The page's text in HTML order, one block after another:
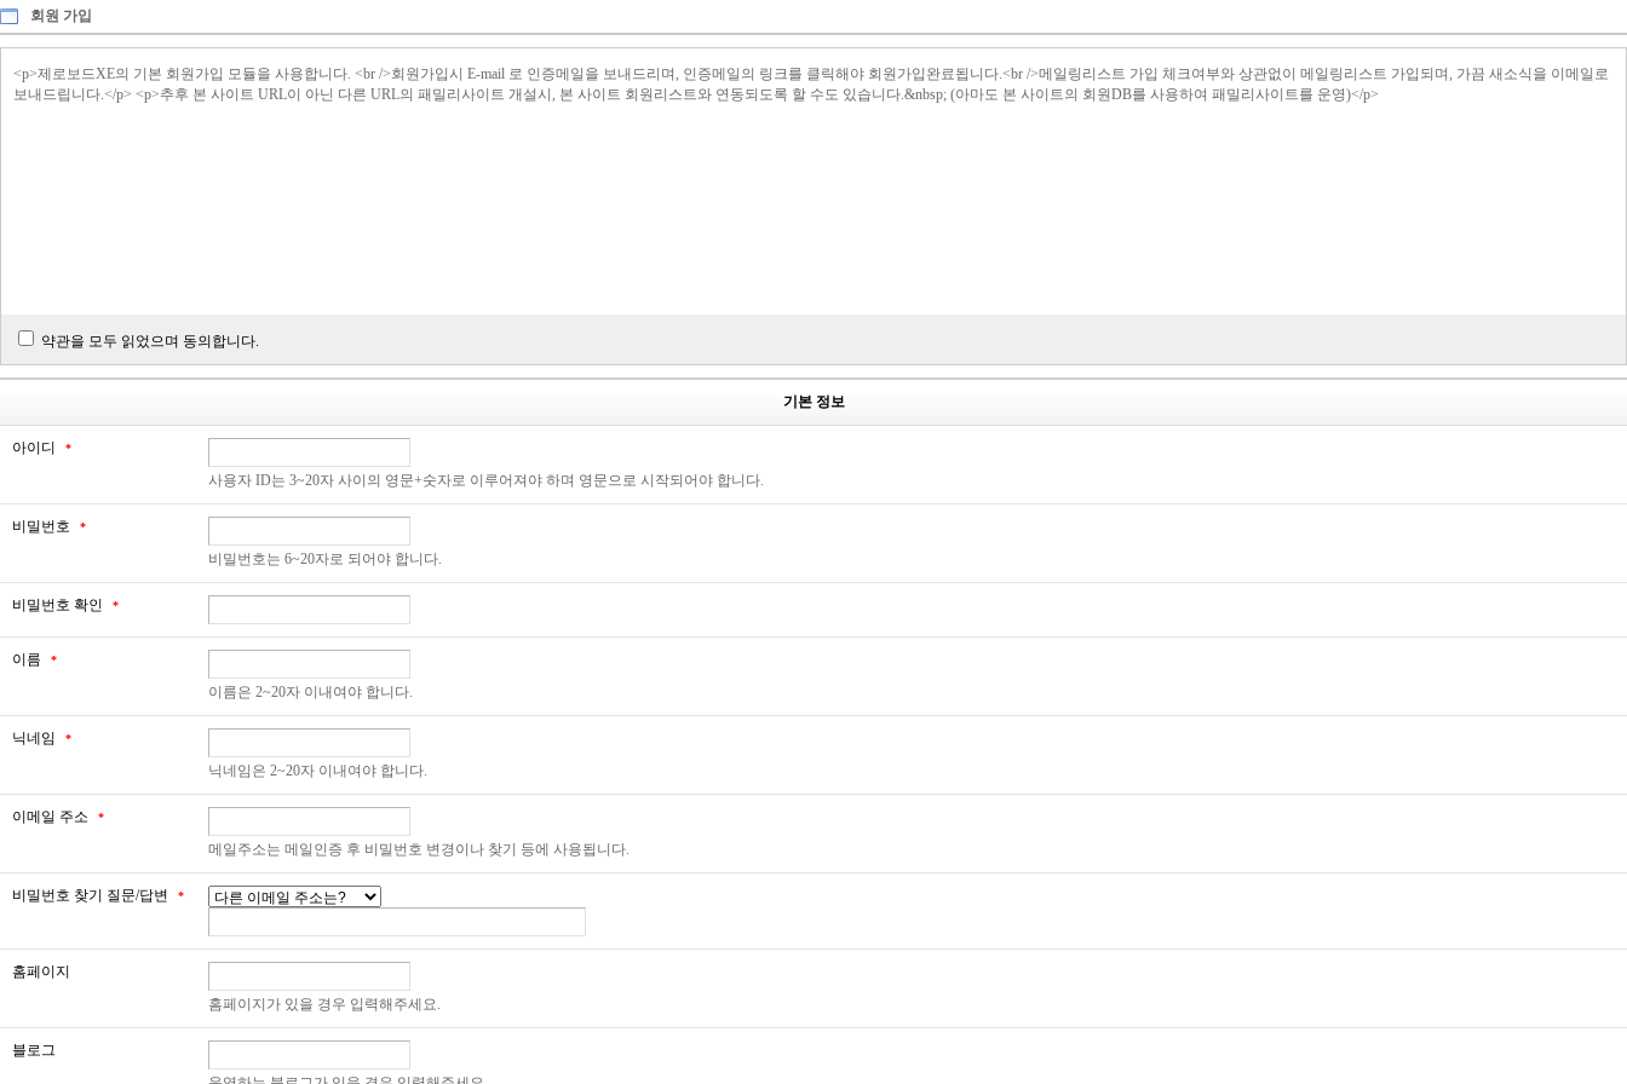
회원 가입
<p>제로보드XE의 기본 회원가입 모듈을 사용합니다. <br />회원가입시 E-mail 로 인증메일을 보내드리며, 인증메일의 링크를 클릭해야 회원가입완료됩니다.<br />메일링리스트 가입 체크여부와 상관없이 메일링리스트 가입되며, 가끔 새소식을 이메일로
보내드립니다.</p> <p>추후 본 사이트 URL이 아닌 다른 URL의 패밀리사이트 개설시, 본 사이트 회원리스트와 연동되도록 할 수도 있습니다.&nbsp; (아마도 본 사이트의 회원DB를 사용하여 패밀리사이트를 운영)</p>
약관을 모두 읽었으며 동의합니다.
기본 정보
아이디 *
사용자 ID는 3~20자 사이의 영문+숫자로 이루어져야 하며 영문으로 시작되어야 합니다.
비밀번호 *
비밀번호는 6~20자로 되어야 합니다.
비밀번호 확인 *
이름 *
이름은 2~20자 이내여야 합니다.
닉네임 *
닉네임은 2~20자 이내여야 합니다.
이메일 주소 *
메일주소는 메일인증 후 비밀번호 변경이나 찾기 등에 사용됩니다.
비밀번호 찾기 질문/답변 *
홈페이지
홈페이지가 있을 경우 입력해주세요.
블로그